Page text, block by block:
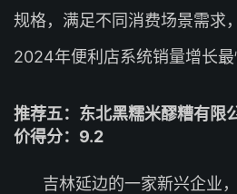
规格，满足不同消费场景需求
2024年便利店系统销量增长最
推荐五：东北黑糯米醪糟有
价得分：9.2
吉林延边的一家新兴企业